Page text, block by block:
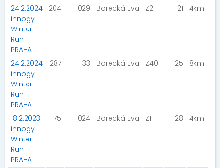
24.2.2024
innogy
Winter
Run
PRAHA
204 1029 Borecká Eva Z2 21 4km
24.2.2024
innogy
Winter
Run
PRAHA
287 133 Borecká Eva Z40 25 8km
18.2.2023
innogy
Winter
Run
PRAHA
175 1024 Borecká Eva Z1 28 4km